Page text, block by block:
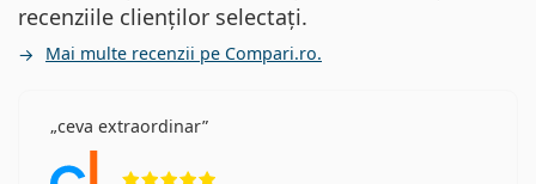
recenziile clienților selectați.
Mai multe recenzii pe Compari.ro.
ceva extraordinar